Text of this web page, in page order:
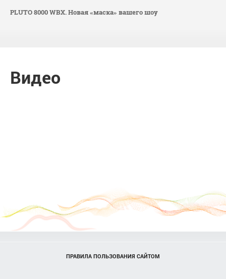
PLUTO 8000 WBX. Новая «маска» вашего шоу
Видео
ПРАВИЛА ПОЛЬЗОВАНИЯ САЙТОМ